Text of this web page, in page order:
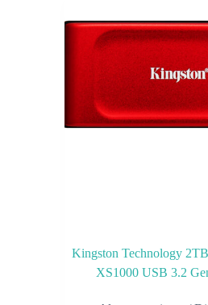
Kingston Technology
XS1000 USB 3.2